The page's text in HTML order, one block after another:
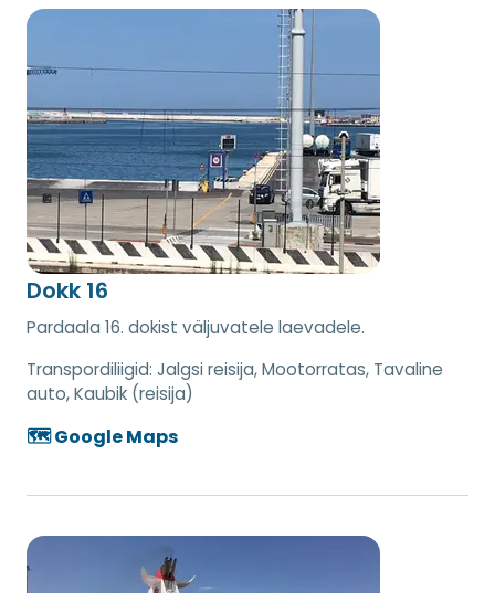
Dokk 16
Pardaala 16. dokist väljuvatele laevadele.
Transpordiliigid: Jalgsi reisija, Mootorratas, Tavaline
auto, Kaubik (reisija)
🗺️ Google Maps